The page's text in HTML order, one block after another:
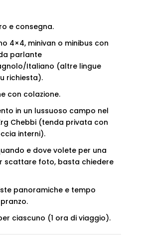
e consegna.
4×4, minivan o minibus con
parlante
Italiano (altre lingue
richiesta).
con colazione.
in un lussuoso campo nel
Chebbi (tenda privata con
interni).
e dove volete per una
scattare foto, basta chiedere
panoramiche e tempo
ciascuno (1 ora di viaggio).